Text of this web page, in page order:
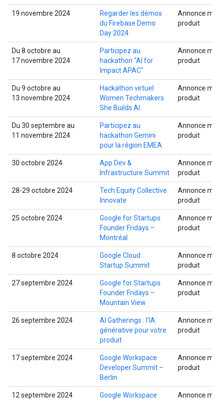
19 novembre 2024
Regarder les démos
du Firebase Demo
Day 2024
Annonce
produit
Du 8 octobre au
17 novembre 2024
Participez au
hackathon "AI for
Impact APAC"
Annonce
produit
Du 9 octobre au
13 novembre 2024
Hackathon virtuel
Women Techmakers
She Builds AI
Annonce
produit
Du 30 septembre au
11 novembre 2024
Participez au
hackathon Gemini
pour la région EMEA
Annonce
produit
30 octobre 2024
App Dev &
Infrastructure Summit
Annonce
produit
28-29 octobre 2024
Tech Equity Collective
Innovate
Annonce
produit
25 octobre 2024
Google for Startups
Founder Fridays –
Montréal
Annonce
produit
8 octobre 2024
Google Cloud
Startup Summit
Annonce
produit
27 septembre 2024
Google for Startups
Founder Fridays –
Mountain View
Annonce
produit
26 septembre 2024
AI Gatherings : l'IA
générative pour votre
produit
Annonce
produit
17 septembre 2024
Google Workspace
Developer Summit –
Berlin
Annonce
produit
12 septembre 2024
Google Workspace
Annonce